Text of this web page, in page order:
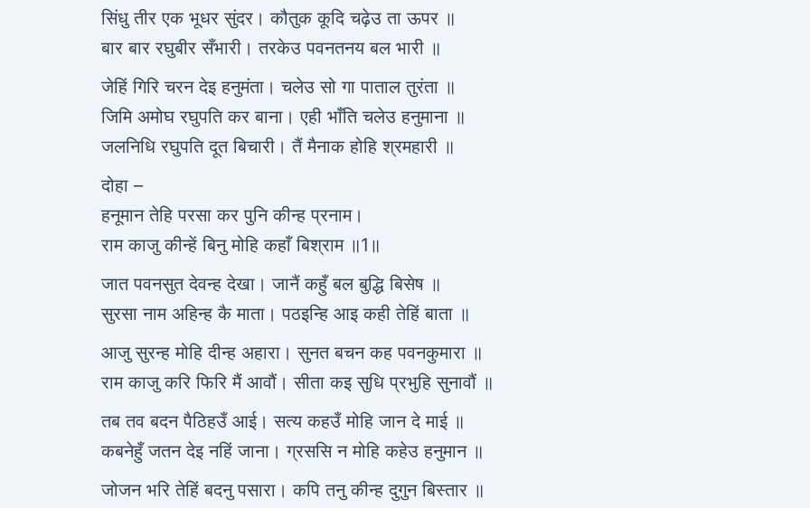
सिंधु तीर एक भूधर सुंदर। कौतुक कूदि चढ़ेउ ता ऊपर ॥
बार बार रघुबीर सँभारी। तरकेउ पवनतनय बल भारी ॥
जेहिं गिरि चरन देइ हनुमंता। चलेउ सो गा पाताल तुरंता ॥
जिमि अमोघ रघुपति कर बाना। एही भाँति चलेउ हनुमाना ॥
जलनिधि रघुपति दूत बिचारी। तैं मैनाक होहि श्रमहारी ॥
दोहा –
हनूमान तेहि परसा कर पुनि कीन्ह प्रनाम।
राम काजु कीन्हें बिनु मोहि कहाँ बिश्राम ॥1॥
जात पवनसुत देवन्ह देखा। जानैं कहुँ बल बुद्धि बिसेष ॥
सुरसा नाम अहिन्ह कै माता। पठइन्हि आइ कही तेहिं बाता ॥
आजु सुरन्ह मोहि दीन्ह अहारा। सुनत बचन कह पवनकुमारा ॥
राम काजु करि फिरि मैं आवौं। सीता कइ सुधि प्रभुहि सुनावौं ॥
तब तव बदन पैठिहउँ आई। सत्य कहउँ मोहि जान दे माई ॥
कबनेहुँ जतन देइ नहिं जाना। ग्रससि न मोहि कहेउ हनुमान ॥
जोजन भरि तेहिं बदनु पसारा। कपि तनु कीन्ह दुगुन बिस्तार ॥